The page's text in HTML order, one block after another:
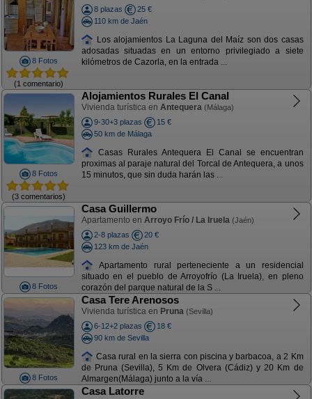
8 Fotos
(1 comentario)
8 plazas
25 €
110 km de Jaén
Los alojamientos La Laguna del Maíz son dos casas
adosadas situadas en un entorno privilegiado a siete
kilómetros de Cazorla, en la entrada ...
8 Fotos
(3 comentarios)
Alojamientos Rurales El Canal
Vivienda turística en Antequera (Málaga)
9-30+3 plazas
15 €
50 km de Málaga
Casas Rurales Antequera El Canal se encuentran
proximas al paraje natural del Torcal de Antequera, a unos
15 minutos, que sin duda harán las ...
8 Fotos
Casa Guillermo
Apartamento en Arroyo Frío / La Iruela (Jaén)
2-8 plazas
20 €
123 km de Jaén
Apartamento rural perteneciente a un residencial
situado en el pueblo de Arroyofrío (La Iruela), en pleno
corazón del parque natural de la S ...
8 Fotos
Casa Tere Arenosos
Vivienda turística en Pruna (Sevilla)
6-12+2 plazas
18 €
90 km de Sevilla
Casa rural en la sierra con piscina y barbacoa, a 2 Km
de Pruna (Sevilla), 5 Km de Olvera (Cádiz) y 20 Km de
Almargen(Málaga) junto a la vía ...
Casa Latorre